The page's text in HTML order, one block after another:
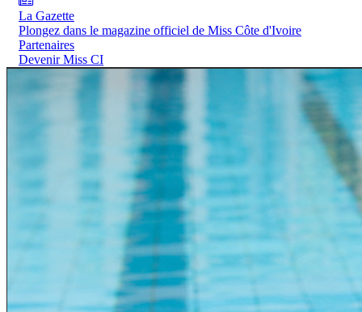
La Gazette
Plongez dans le magazine officiel de Miss Côte d'Ivoire
Partenaires
Devenir Miss CI